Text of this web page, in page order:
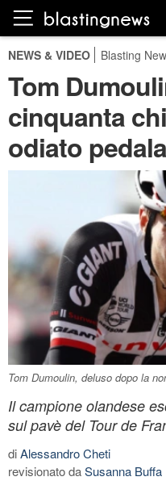
NEWS & VIDEO Blasting
Tom
cinquanta
odiato
Tom Dumoulin, deluso dopo la
Il campione olandese
sul pavè del Tour de
diAlessandro Cheti
revisionato daSusanna Buffa